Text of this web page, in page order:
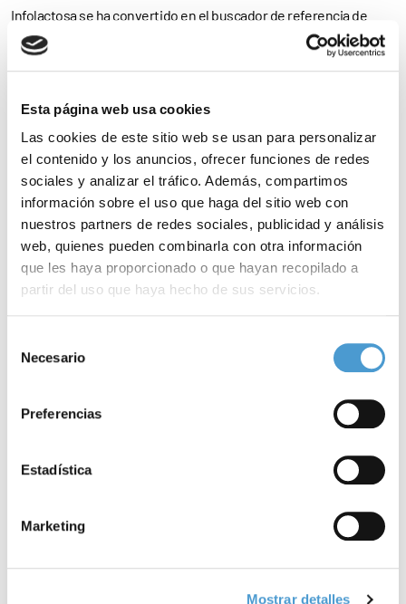
Esta página web usa cookies
Las cookies de este sitio web se usan para personalizar
el contenido y los anuncios, ofrecer funciones de redes
sociales y analizar el tráfico. Además, compartimos
información sobre el uso que haga del sitio web con
nuestros partners de redes sociales, publicidad y análisis
web, quienes pueden combinarla con otra información
que les haya proporcionado o que hayan recopilado a
partir del uso que haya hecho de sus servicios.
de cookies
Necesario
Preferencias
Estadística
Marketing
Mostrar detalles
Infolactosa se ha convertido en el buscador de referencia de
productos sin lactosa para el intolerante a la lactosa en España.
Infolactosa tiene actualmente en su base de datos más de 500
marcas comerciales y más de 3.500 productos catalogados.
Noticias
relacionadas